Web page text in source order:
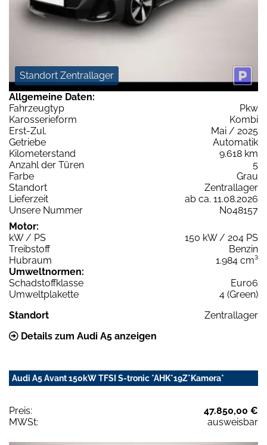
Standort Zentrallager
Allgemeine Daten:
Fahrzeugtyp
Pkw
Karosserieform
Kombi
Erst-Zul.
Mai / 2025
Getriebe
Automatik
Kilometerstand
9.618 km
Anzahl der Türen
5
Farbe
Grau
Standort
Zentrallager
Lieferzeit
ab ca. 11.08.2026
Unsere Nummer
N048157
Motor:
kW / PS
150 kW / 204 PS
Treibstoff
Benzin
Hubraum
1.984 cm³
Umweltnormen:
Schadstoffklasse
Euro6
Umweltplakette
4 (Green)
Standort
Zentrallager
Details zum Audi A5 anzeigen
Audi A5 Avant 150kW TFSI S-tronic *AHK*19Z*Kamera*
Preis:
47.850,00 €
MWSt:
ausweisbar